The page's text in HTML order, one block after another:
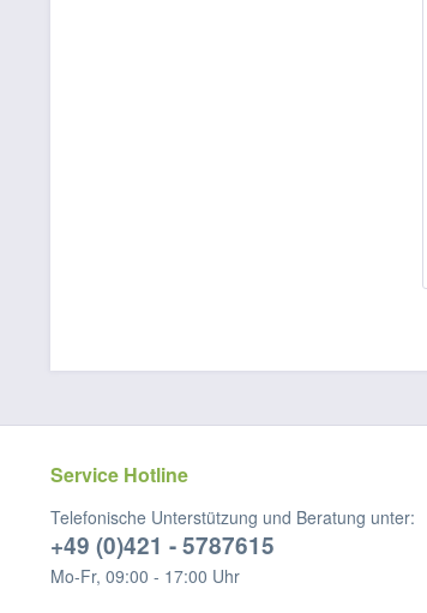
Service Hotline
Telefonische Unterstützung und Beratung unter:
+49 (0)421 - 5787615
Mo-Fr, 09:00 - 17:00 Uhr